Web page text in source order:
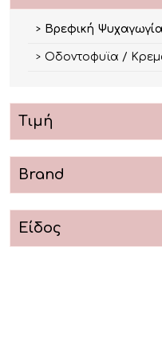
Βρεφική Ψυχαγωγία
Οδοντοφυϊα /
Τιμή
Brand
Είδος